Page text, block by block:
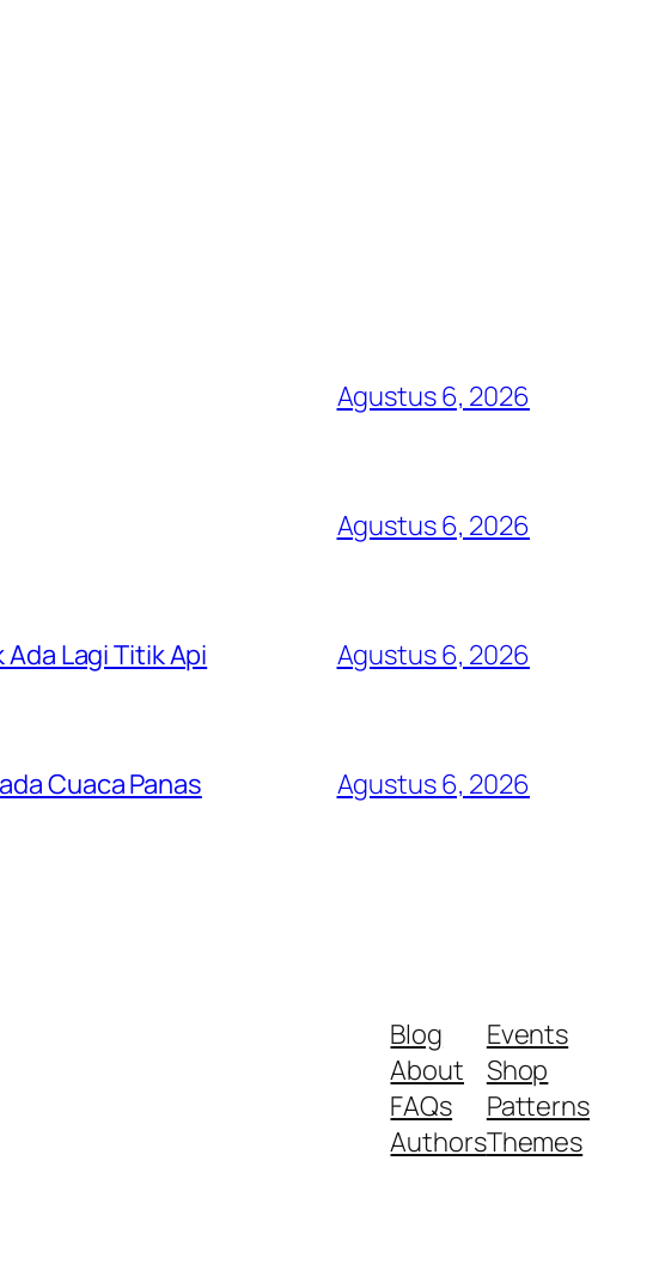
Agustus 6, 2026
Agustus 6, 2026
Lagi Titik Api Agustus 6, 2026
Cuaca Panas Agustus 6, 2026
Blog
About
FAQs
Authors
Events
Shop
Patterns
Themes